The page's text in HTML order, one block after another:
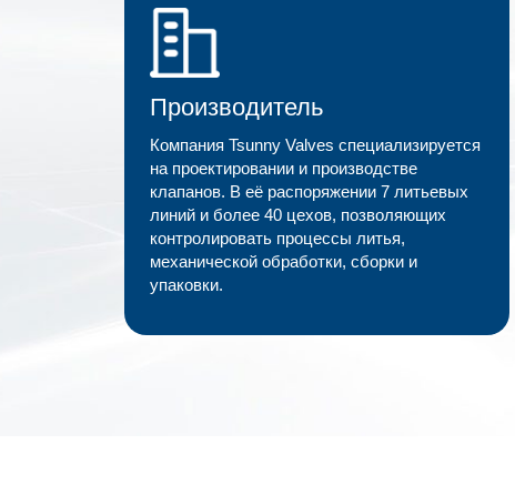
Производитель
Компания Tsunny Valves специализируется
на проектировании и производстве
клапанов. В её распоряжении 7 литьевых
линий и более 40 цехов, позволяющих
контролировать процессы литья,
механической обработки, сборки и
упаковки.